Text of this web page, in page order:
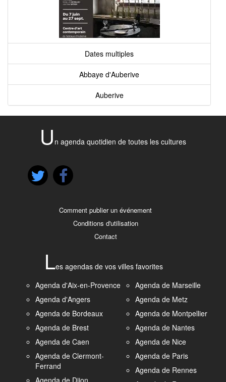
Dates multiples
Abbaye d'Auberive
Auberive
U n agenda quotidien de toutes les cultures
Comment publier un événement
Conditions d'utilisation
Contact
Les agendas de vos villes favorites
Agenda d'Aix-en-Provence
Agenda d'Angers
Agenda de Bordeaux
Agenda de Brest
Agenda de Caen
Agenda de Clermont-
Ferrand
Agenda de Marseille
Agenda de Metz
Agenda de Montpellier
Agenda de Nantes
Agenda de Nice
Agenda de Paris
Agenda de Rennes